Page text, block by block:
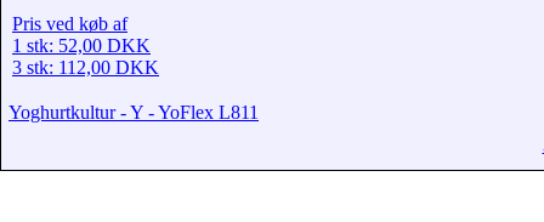
Pris ved køb af
1 stk: 52,00 DKK
3 stk: 112,00 DKK
Yoghurtkultur - Y - YoFlex L811